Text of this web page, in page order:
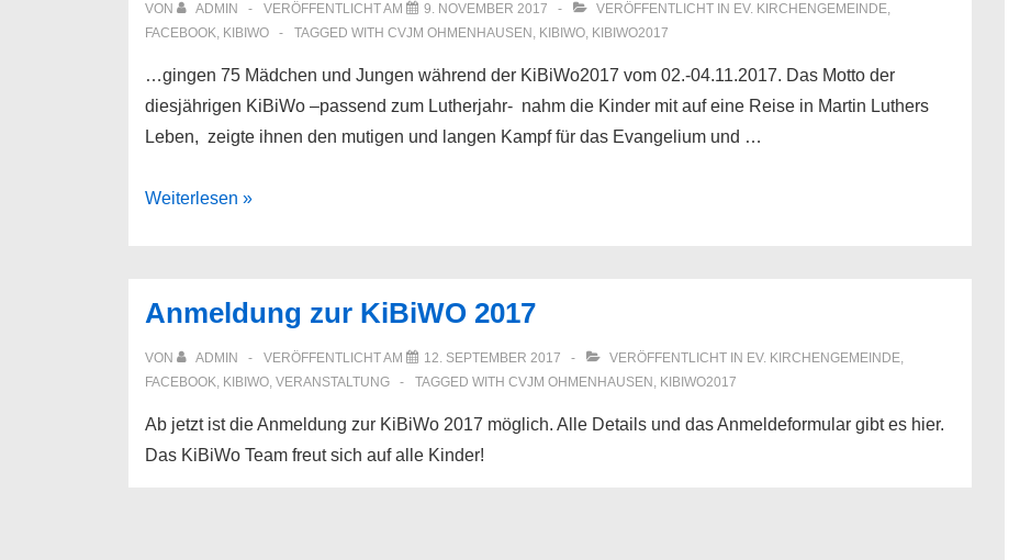
VON ADMIN VERÖFFENTLICHT AM 9. NOVEMBER 2017 VERÖFFENTLICHT IN EV. KIRCHENGEMEINDE,
FACEBOOK, KIBIWO TAGGED WITH CVJM OHMENHAUSEN , KIBIWO, KIBIWO2017
…gingen 75 Mädchen und Jungen während der KiBiWo2017 vom 02.-04.11.2017. Das Motto der
diesjährigen KiBiWo –passend zum Lutherjahr- nahm die Kinder mit auf eine Reise in Martin Luthers
Leben, zeigte ihnen den mutigen und langen Kampf für das Evangelium und …
Mit
Weiterlesen »
Anmeldung zur KiBiWO 2017
VON ADMIN VERÖFFENTLICHT AM 12. SEPTEMBER 2017 VERÖFFENTLICHT IN EV. KIRCHENGEMEINDE,
FACEBOOK, KIBIWO, VERANSTALTUNG TAGGED WITH CVJM OHMENHAUSEN , KIBIWO2017
Ab jetzt ist die Anmeldung zur KiBiWo 2017 möglich. Alle Details und das Anmeldeformular gibt es hier.
Das KiBiWo Team freut sich auf alle Kinder!